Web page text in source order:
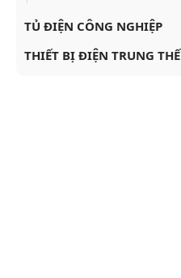
TỦ ĐIỆN CÔNG NGHIỆP
THIẾT BỊ ĐIỆN TRUNG THẾ